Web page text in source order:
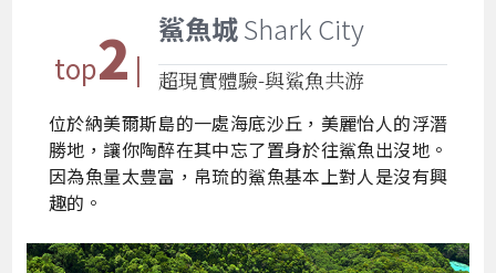
top2 |
鯊魚城Shark City
超現實體驗-與鯊魚共游
位於納美爾斯島的一處海底沙丘，美麗怡人的浮潛
勝地，讓你陶醉在其中忘了置身於往鯊魚出沒地。
因為魚量太豊富，帛琉的鯊魚基本上對人是沒有興
趣的。